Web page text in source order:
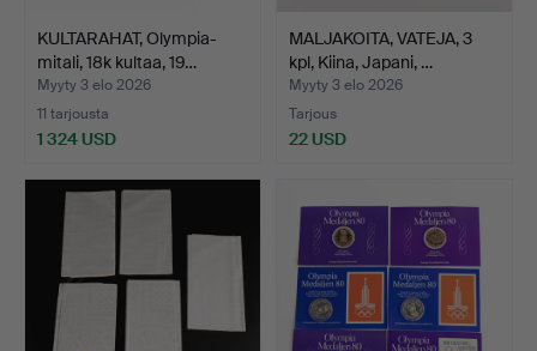
KULTARAHAT, Olympia-
mitali, 18k kultaa, 19…
Myyty 3 elo 2026
11 tarjousta
1 324 USD
MALJAKOITA, VATEJA, 3
kpl, Kiina, Japani, …
Myyty 3 elo 2026
Tarjous
22 USD